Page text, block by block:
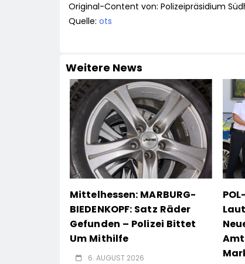
Original-Content von: Polizeipräsidium
Quelle: ots
Weitere News
Mittelhessen: MARBURG-
BIEDENKOPF: Satz Räder
Gefunden – Polizei Bittet
Um Mithilfe
6. AUGUST 2026